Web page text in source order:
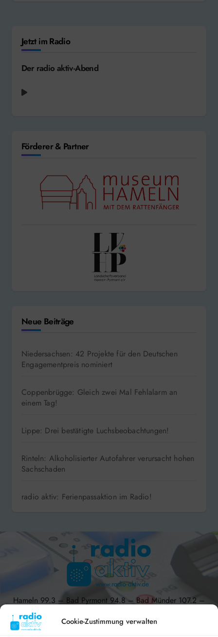
Cookie-Zustimmung verwalten
Jetzt im Radio
Der radio aktiv-Abend
Förderer & Partner
Neue Beiträge
Niedersachsen: 42 Projekte für den Deutschen
Engagementpreis nominiert
Coppenbrügge: Gleich zwei Mal Fehlalarm an
einem Tag!
Lippe: Drei bestätigte Luchsbeobachtungen!
Rinteln: Alkoholisierter Autofahrer verursacht hohen
Sachschaden
radio aktiv: Ferienpassaktion im Radio!
Hameln 99.3 – Bad Pyrmont 94.8 – Bad Münder 107.2 –
DAB+ 9C